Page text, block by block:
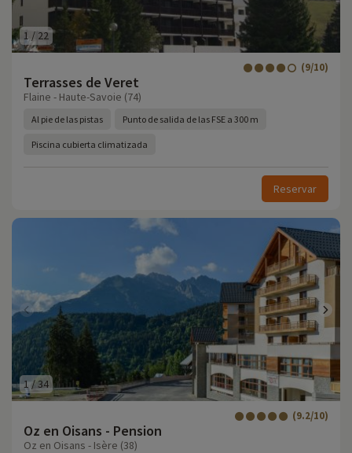
1 / 22
Terrasses de Veret
(9/10)
Flaine - Haute-Savoie (74)
Al pie de las pistas Punto de salida de las FSE a 300 m
Piscina cubierta climatizada
Reservar
1/34
Oz en Oisans - Pension
(9.2/10)
Oz en Oisans - Isère (38)